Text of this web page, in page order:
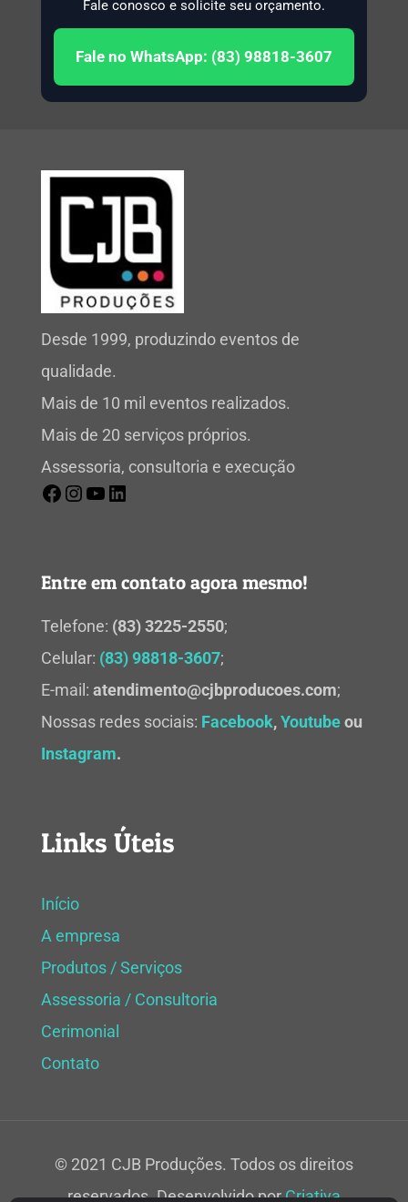
Fale conosco e solicite seu orçamento.
Fale no WhatsApp: (83) 98818-3607
Desde 1999, produzindo eventos de
qualidade.
Mais de 10 mil eventos realizados.
Mais de 20 serviços próprios.
Assessoria, consultoria e execução
Entre em contato agora mesmo!
Telefone: (83) 3225-2550;
Celular: (83) 98818-3607;
E-mail: atendimento@cjbproducoes.com;
Nossas redes sociais: Facebook,Youtubeou
Instagram.
Links Úteis
Início
A empresa
Produtos / Serviços
Assessoria / Consultoria
Cerimonial
Contato
© 2021 CJB Produções. Todos os direitos
reservados. Desenvolvido porCriativa